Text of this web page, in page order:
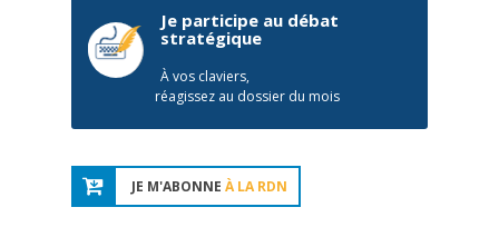
Je participe au débat
stratégique
À vos claviers,
réagissez au dossier du mois
JE M'ABONNE À LA RDN